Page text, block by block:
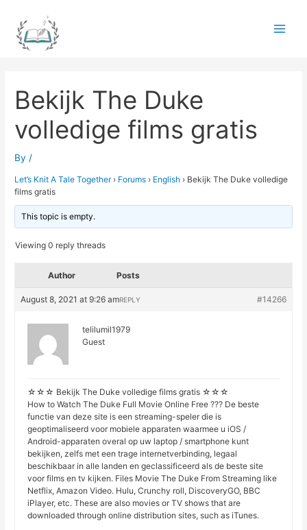
content
Bekijk The Duke
volledige films gratis
By /
Let’s Knit A Tale Together › Forums › English › Bekijk The Duke volledige
films gratis
This topic is empty.
Viewing 0 reply threads
Author Posts
August 8, 2021 at 9:26 am #14266
REPLY
telilumil1979
Guest
☆☆☆ Bekijk The Duke volledige films gratis ☆☆☆
How to Watch The Duke Full Movie Online Free ??? De beste
functie van deze site is een streaming-speler die is
geoptimaliseerd voor mobiele apparaten waarmee u iOS /
Android-apparaten overal op uw laptop / smartphone kunt
bekijken, zelfs met een trage internetverbinding, legaal
beschikbaar in alle landen en geclassificeerd als de beste site
voor films en tv kijken. Files Movie The Duke From Streaming like
Netflix, Amazon Video. Hulu, Crunchy roll, DiscoveryGO, BBC
iPlayer, etc. These are also movies or TV shows that are
downloaded through online distribution sites, such as iTunes.